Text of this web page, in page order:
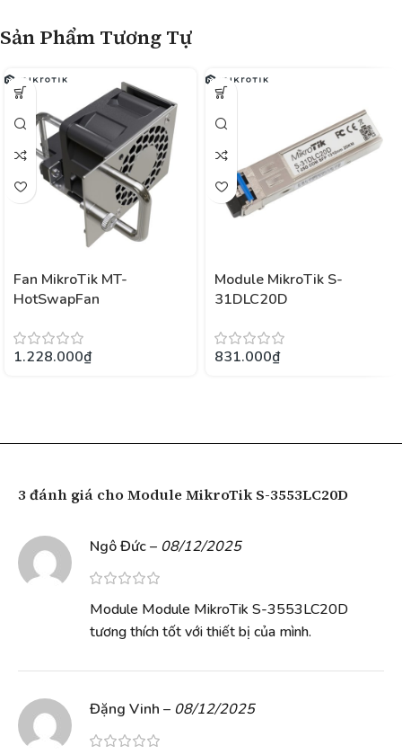
Sản Phẩm Tương Tự
Fan MikroTik MT-
HotSwapFan
1.228.000₫
Module MikroTik S-
31DLC20D
831.000₫
3 đánh giá cho Module MikroTik S-3553LC20D
Ngô Đức– 08/12/2025
Module Module MikroTik S-3553LC20D
tương thích tốt với thiết bị của mình.
Đặng Vinh – 08/12/2025